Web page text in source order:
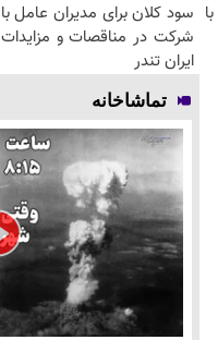
سود کلان برای مدیران عامل با
شرکت در مناقصات و مزایدات
ایران تندر
تماشاخانه